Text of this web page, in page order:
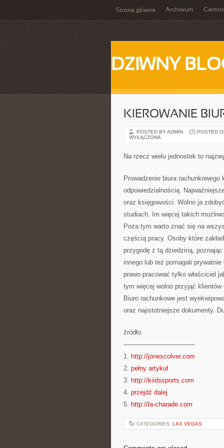
Strona główna Archiwum
DZIWNY
KIEROWANIE
POSTED BY ADMIN POSTED
WYŁĄCZONA
Na rzecz wielu jednostek to
Prowadzenie biura
odpowiedzialnością.
oraz księgowości. Wolno ja
studiach. Im więcej takich
Poza tym warto znać się na
częścią pracy. Osoby które
przygodę z tą dziedziną,
innego lub też pomagali
prawo pracować tylko właściciel
tym więcej wolno przyjąć
Biuro rachunkowe jest
oraz najistotniejsze dokumenty.
źródło:
———————————
1. http://jonescolver.com
2. pełny artykuł
3. http://kiidssports.com
4. przejdź dalej
5. http://la-charade.com
CATEGORIES: LAS VEGAS